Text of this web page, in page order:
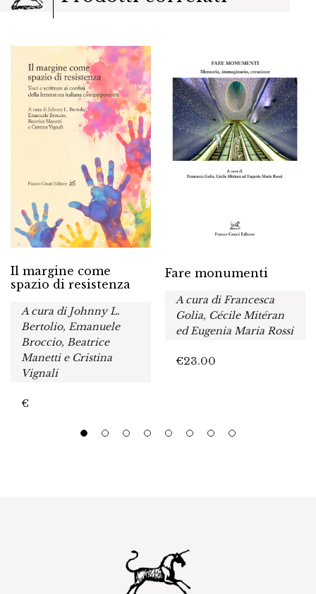
Il margine come
spazio di resistenza
A cura di Johnny L.
Bertolio, Emanuele
Broccio, Beatrice
Manetti e Cristina
Vignali
€
Fare monumenti
A cura di Francesca
Golia, Cécile Mitéran
ed Eugenia Maria Rossi
€23.00